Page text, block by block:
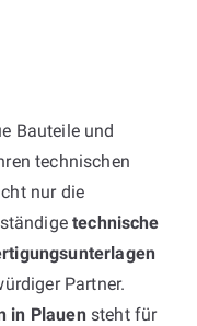
Bauteile und
technischen
nur die
technische
Partner.
in Plauensteht für